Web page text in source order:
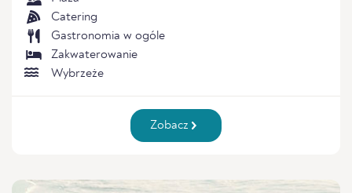
Catering
Gastronomia w ogóle
Zakwaterowanie
Wybrzeże
Zobacz